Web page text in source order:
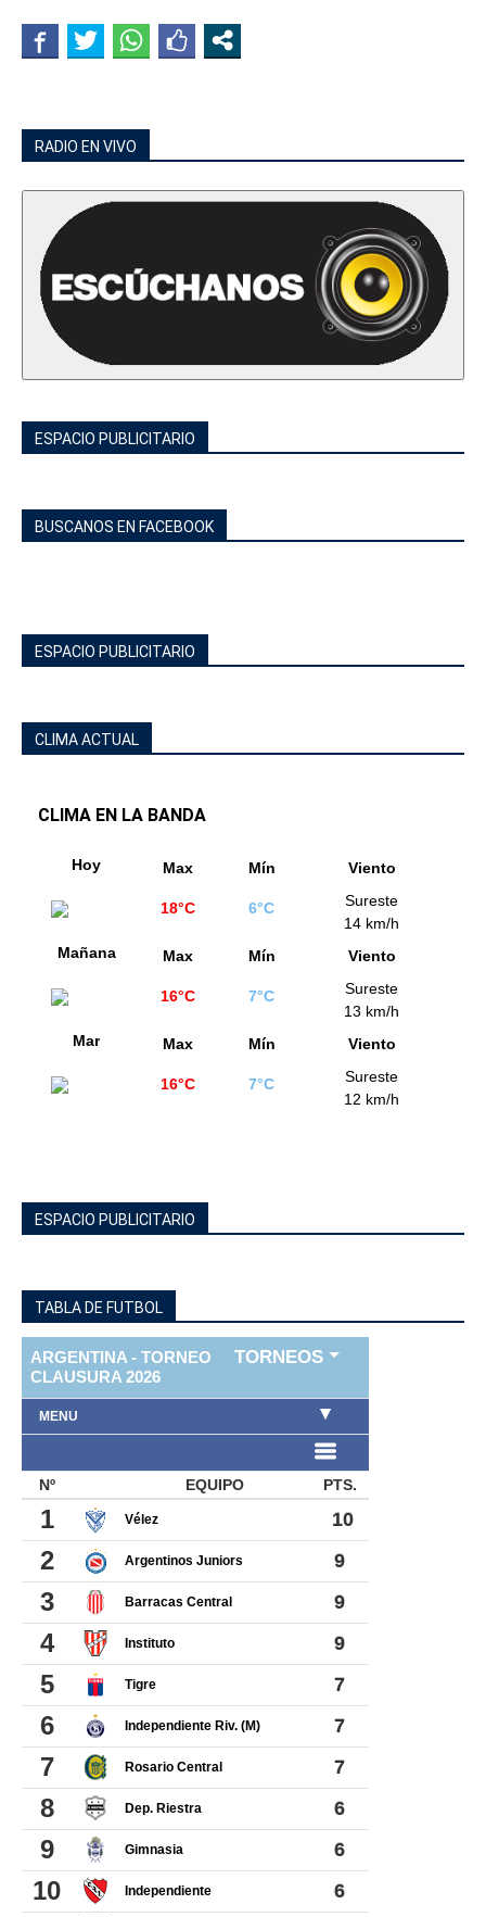
RADIO EN VIVO
ESPACIO PUBLICITARIO
BUSCANOS EN FACEBOOK
ESPACIO PUBLICITARIO
CLIMA ACTUAL
CLIMA EN LA BANDA
Hoy Max Mín Viento
18°C 6°C
Sureste
14 km/h
Mañana
Max Mín Viento
16°C 7°C
Sureste
13 km/h
Mar
Max Mín Viento
16°C 7°C
Sureste
12 km/h
ESPACIO PUBLICITARIO
TABLA DE FUTBOL